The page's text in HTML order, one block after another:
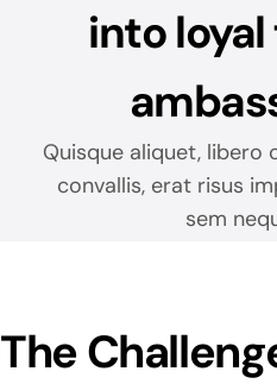
Nous
into
Quisque aliquet, libero
convallis, erat risus
sem
The